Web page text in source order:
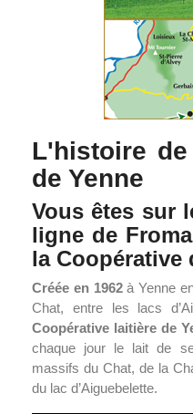
L'histoire
de Yenne
Vous êtes sur
ligne de
la Coopérative
Créée en 1962à Yenne
Chat, entre les lacs
Coopérative laitière de
chaque jour le lait de
massifs du Chat, de la
du lac d’Aiguebelette.